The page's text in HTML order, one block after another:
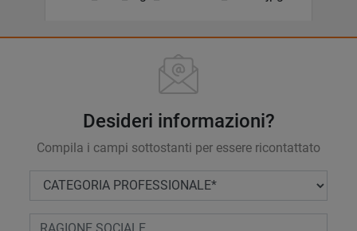
Desideri informazioni?
Compila i campi sottostanti per essere ricontattato